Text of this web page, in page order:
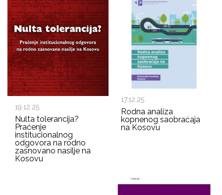
19.12.25
Nulta tolerancija?
Praćenje
institucionalnog
odgovora na rodno
zasnovano nasilje na
Kosovu
17.12.25
Rodna analiza
kopnenog saobraćaja
na Kosovu